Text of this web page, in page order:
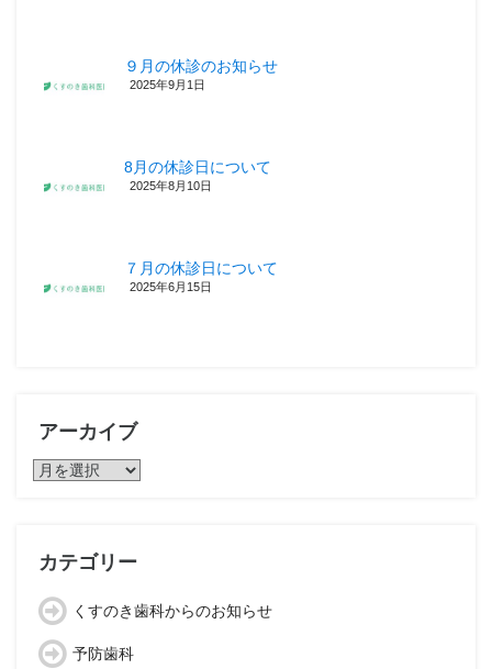
９月の休診のお知らせ
2025年9月1日
8月の休診日について
2025年8月10日
７月の休診日について
2025年6月15日
アーカイブ
ア
ブ
カテゴリー
くすのき歯科からのお知らせ
予防歯科